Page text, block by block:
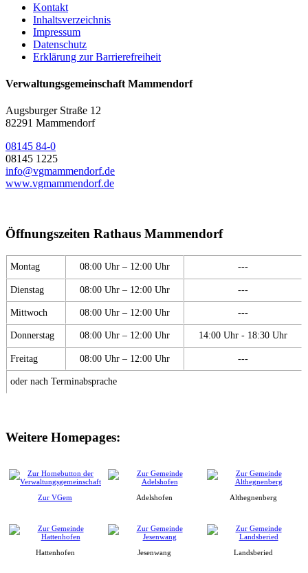
Kontakt
Inhaltsverzeichnis
Impressum
Datenschutz
Erklärung zur Barrierefreiheit
Verwaltungsgemeinschaft Mammendorf
Augsburger Straße 12
82291 Mammendorf
08145 84-0
08145 1225
info@vgmammendorf.de
www.vgmammendorf.de
Öffnungszeiten Rathaus Mammendorf
Montag 08:00 Uhr – 12:00 Uhr ---
Dienstag 08:00 Uhr – 12:00 Uhr ---
Mittwoch 08:00 Uhr – 12:00 Uhr ---
Donnerstag 08:00 Uhr – 12:00 Uhr 14:00 Uhr - 18:30 Uhr
Freitag 08:00 Uhr – 12:00 Uhr ---
oder nach Terminabsprache
Weitere Homepages:
Zur VGem Adelshofen Althegnenberg
Hattenhofen Jesenwang Landsberied